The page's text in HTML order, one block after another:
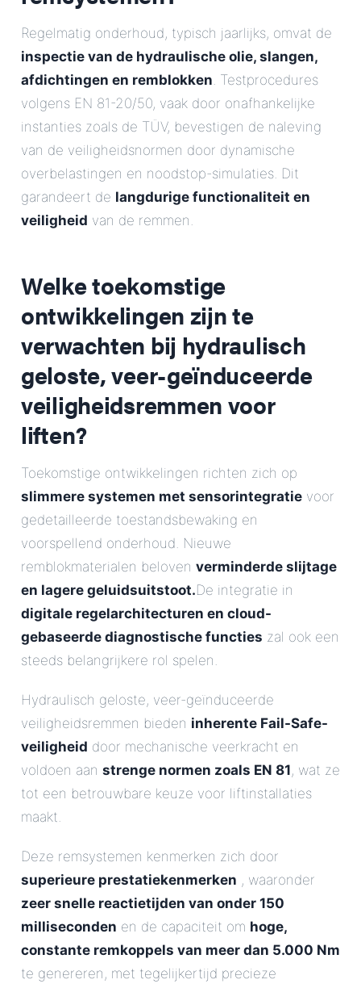
Regelmatig onderhoud, typisch jaarlijks, omvat de
inspectie van de hydraulische olie, slangen,
afdichtingen en remblokken. Testprocedures
volgens EN 81-20/50, vaak door onafhankelijke
instanties zoals de TÜV, bevestigen de naleving
van de veiligheidsnormen door dynamische
overbelastingen en noodstop-simulaties. Dit
garandeert de langdurige functionaliteit en
veiligheid van de remmen.
Welke toekomstige
ontwikkelingen zijn te
verwachten bij hydraulisch
geloste, veer-geïnduceerde
veiligheidsremmen voor
liften?
Toekomstige ontwikkelingen richten zich op
slimmere systemen met sensorintegratie voor
gedetailleerde toestandsbewaking en
voorspellend onderhoud. Nieuwe
remblokmaterialen beloven verminderde slijtage
en lagere geluidsuitstoot.De integratie in
digitale regelarchitecturen en cloud-
gebaseerde diagnostische functies zal ook een
steeds belangrijkere rol spelen.
Hydraulisch geloste, veer-geïnduceerde
veiligheidsremmen bieden inherente Fail-Safe-
veiligheid door mechanische veerkracht en
voldoen aan strenge normen zoals EN 81, wat ze
tot een betrouwbare keuze voor liftinstallaties
maakt.
Deze remsystemen kenmerken zich door
superieure prestatiekenmerken , waaronder
zeer snelle reactietijden van onder 150
milliseconden en de capaciteit om hoge,
constante remkoppels van meer dan 5.000 Nm
te genereren, met tegelijkertijd precieze